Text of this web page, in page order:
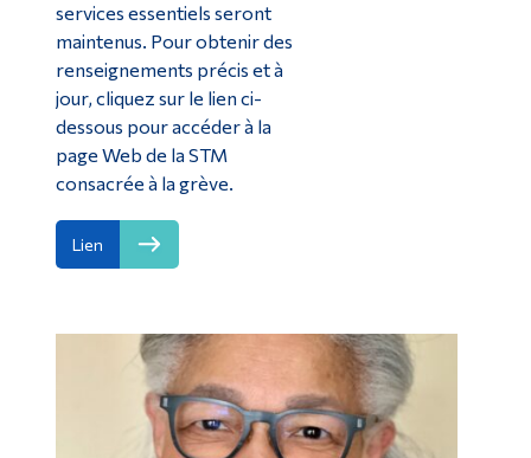
services essentiels seront
maintenus. Pour obtenir des
renseignements précis et à
jour, cliquez sur le lien ci-
dessous pour accéder à la
page Web de la STM
consacrée à la grève.
Lien